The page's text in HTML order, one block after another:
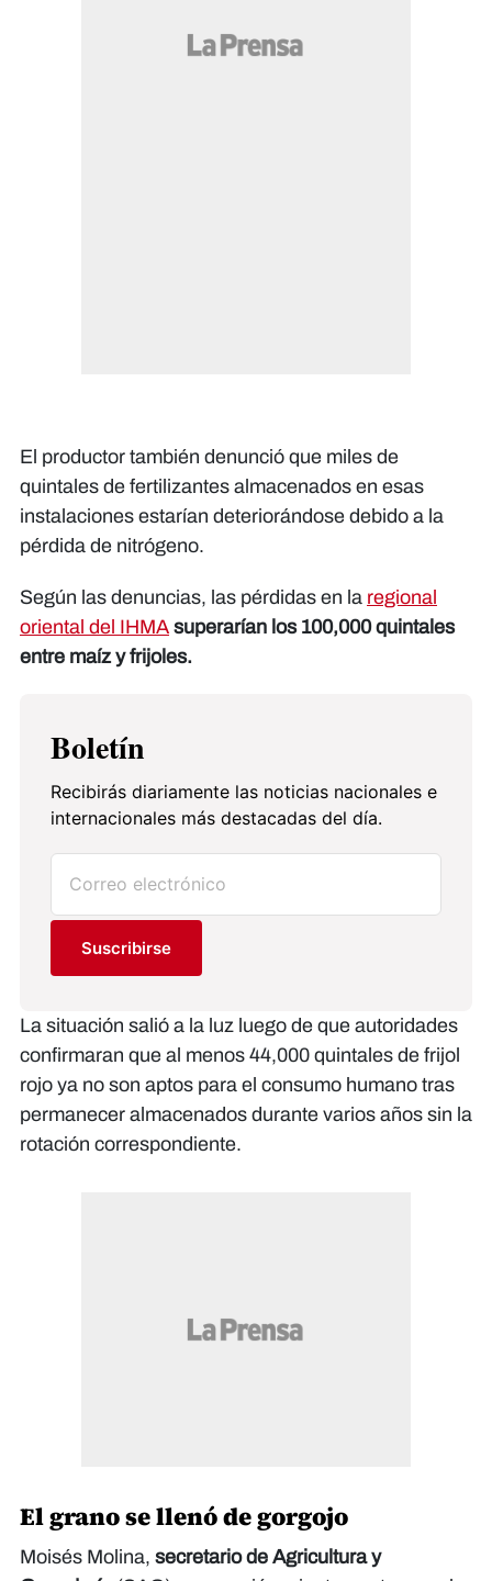
El productor también denunció que miles de
quintales de fertilizantes almacenados en esas
instalaciones estarían deteriorándose debido a la
pérdida de nitrógeno.
Según las denuncias, las pérdidas en la regional
oriental del IHMA superarían los 100,000 quintales
entre maíz y frijoles.
Boletín
Recibirás diariamente las noticias nacionales e
internacionales más destacadas del día.
Suscribirse
La situación salió a la luz luego de que autoridades
confirmaran que al menos 44,000 quintales de frijol
rojo ya no son aptos para el consumo humano tras
permanecer almacenados durante varios años sin la
rotación correspondiente.
El grano se llenó de gorgojo
Moisés Molina, secretario de Agricultura y